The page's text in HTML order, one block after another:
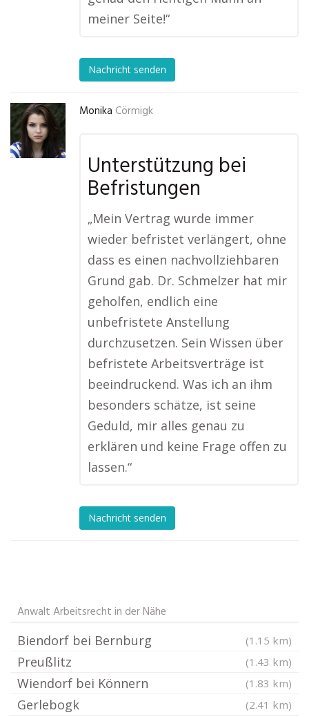
meiner Seite!“
Nachricht senden
Monika Cörmigk
Unterstützung bei
Befristungen
„Mein Vertrag wurde immer
wieder befristet verlängert, ohne
dass es einen nachvollziehbaren
Grund gab. Dr. Schmelzer hat mir
geholfen, endlich eine
unbefristete Anstellung
durchzusetzen. Sein Wissen über
befristete Arbeitsverträge ist
beeindruckend. Was ich an ihm
besonders schätze, ist seine
Geduld, mir alles genau zu
erklären und keine Frage offen zu
lassen.“
Nachricht senden
Anwalt Arbeitsrecht in der Nähe
Biendorf bei Bernburg (1.15 km)
Preußlitz (1.43 km)
Wiendorf bei Könnern (1.83 km)
Gerlebogk (2.41 km)